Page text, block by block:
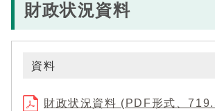
財政状況資料
資料
財政状況資料 (PDF形式、